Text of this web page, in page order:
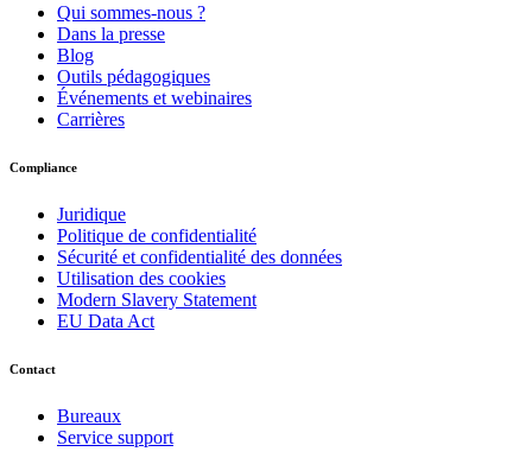
Qui sommes-nous ?
Dans la presse
Blog
Outils pédagogiques
Événements et webinaires
Carrières
Compliance
Juridique
Politique de confidentialité
Sécurité et confidentialité des données
Utilisation des cookies
Modern Slavery Statement
EU Data Act
Contact
Bureaux
Service support